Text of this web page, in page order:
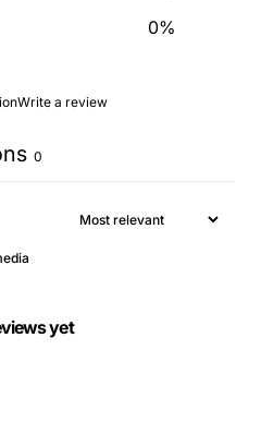
0%
Write a review
0
yet